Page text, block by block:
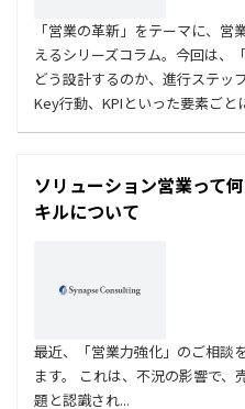
「営業の革新」をテーマに、
えるシリーズコラム。今回は、
どう設計するのか、進行ステッ
Key行動、KPIといった要素ごと
ソリューション営業って
キルについて
最近、「営業力強化」のご相談
ます。 これは、不況の影響で
題と認識され...